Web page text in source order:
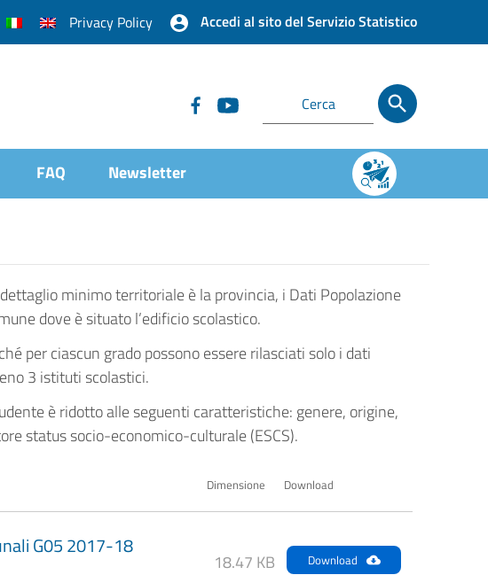
Privacy Policy Accedi al sito del Servizio Statistico
FAQ Newsletter
minimo territoriale è la provincia, i Dati Popolazione
dove è situato l’edificio scolastico.
per ciascun grado possono essere rilasciati solo i dati
3 istituti scolastici.
è ridotto alle seguenti caratteristiche: genere, origine,
status socio-economico-culturale (ESCS).
Dimensione Download
G05 2017-18
18.47 KB Download